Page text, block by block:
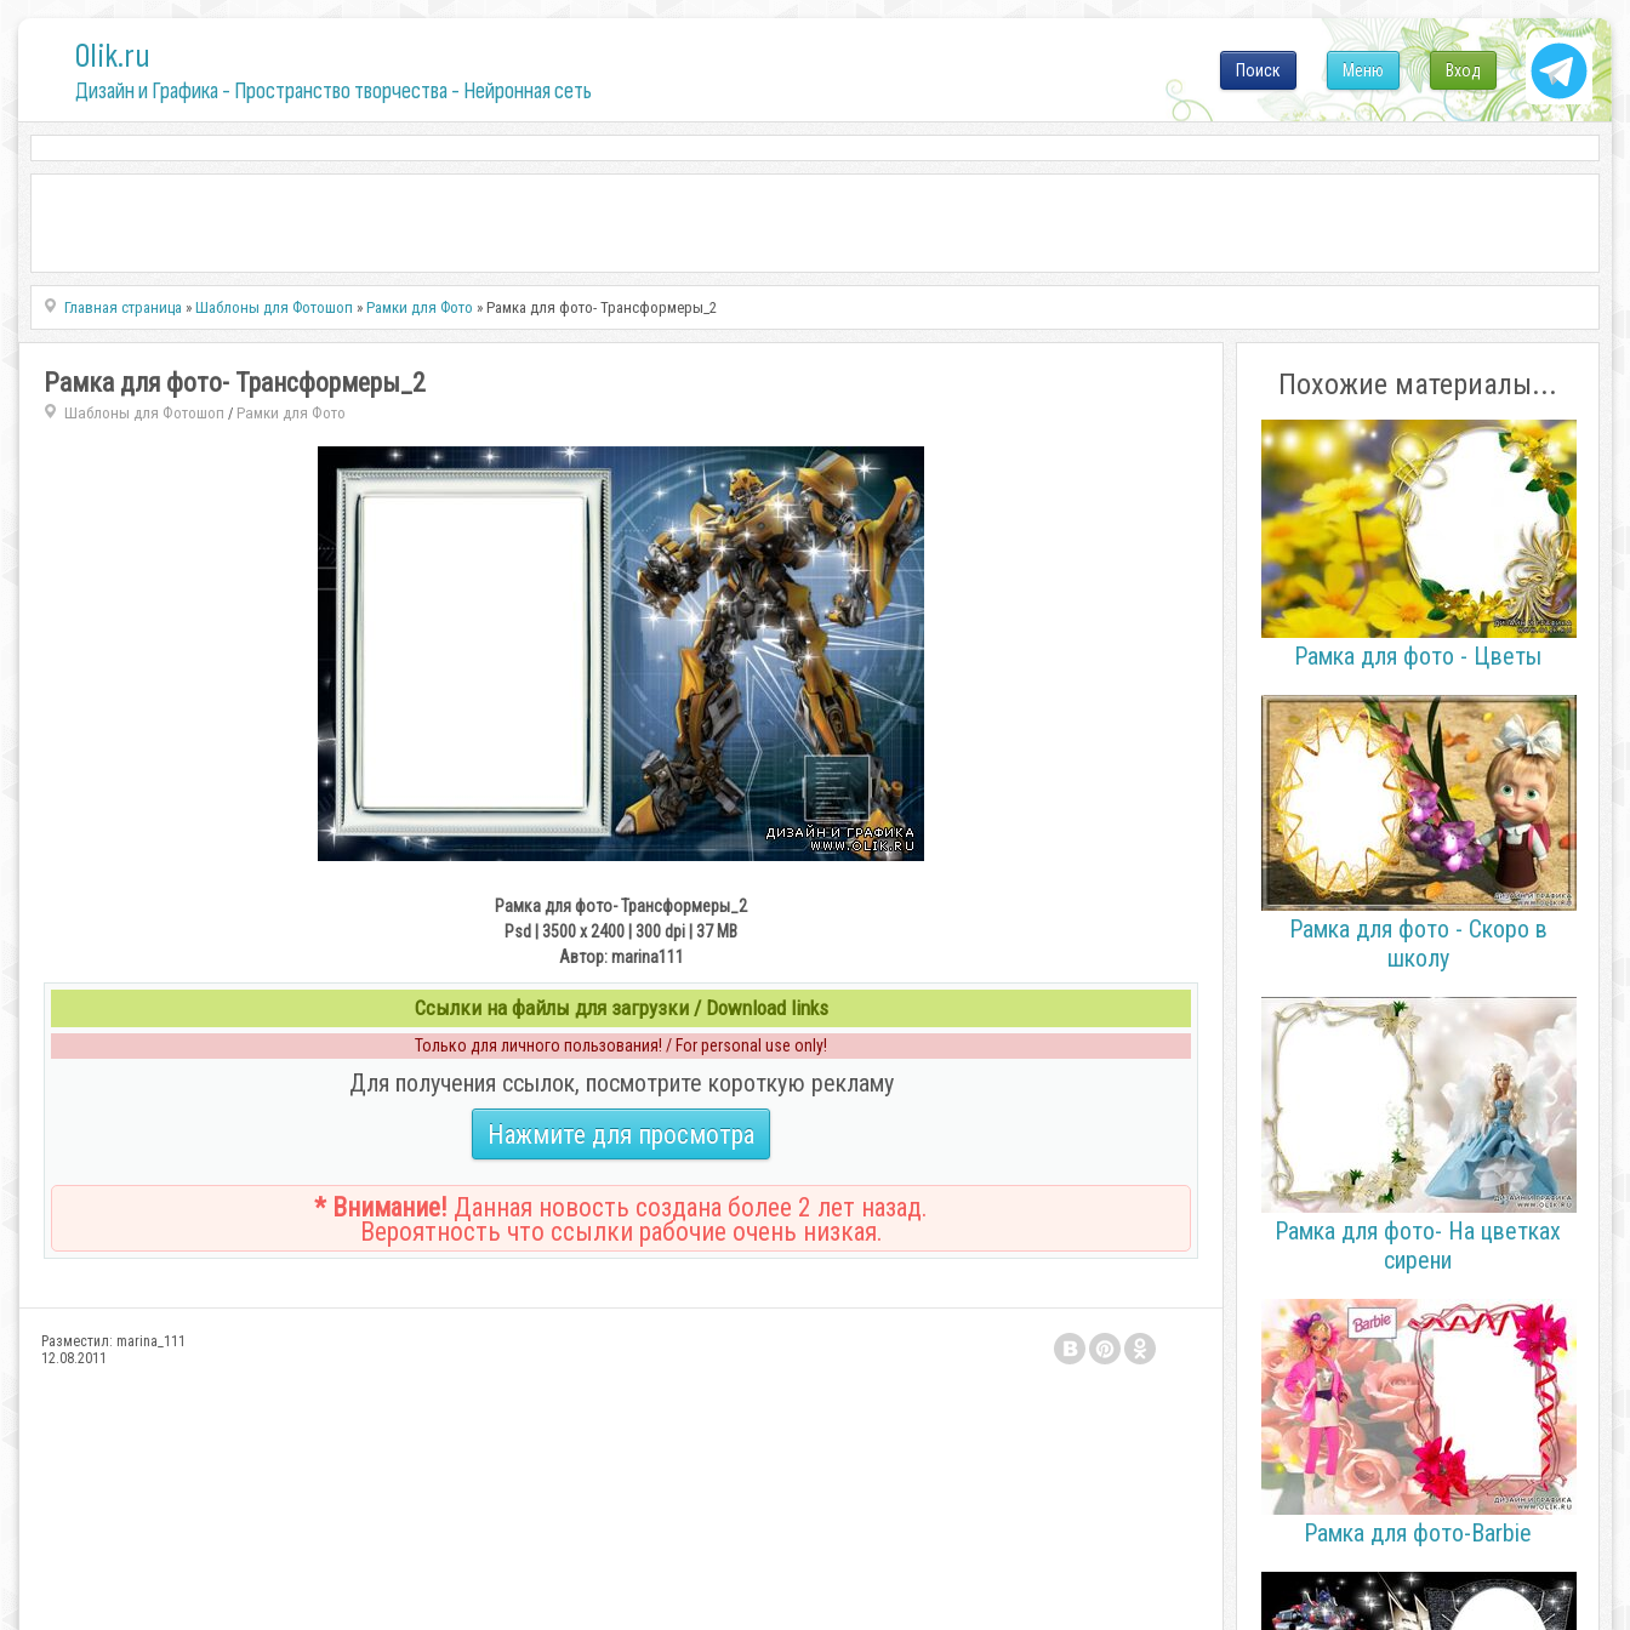
0lik.ru
Дизайн и Графика - Пространство творчества - Нейронная сеть
Вход
Меню
Поиск
Главная страница »Шаблоны для Фотошоп »Рамки для Фото » Рамка для фото- Трансформеры_2
Рамка для фото- Трансформеры_2
Шаблоны для Фотошоп / Рамки для Фото
Рамка для фото- Трансформеры_2
Psd | 3500 x 2400 | 300 dpi | 37 MB
Автор: marina111
Ссылки на файлы для загрузки / Download links
Только для личного пользования! / For personal use only!
Для получения ссылок, посмотрите короткую рекламу
Нажмите для просмотра
* Внимание! Данная новость создана более 2 лет назад.
Вероятность что ссылки рабочие очень низкая.
Разместил: marina_111
12.08.2011
Похожие материалы...
Рамка для фото - Цветы
Рамка для фото - Скоро в
школу
Рамка для фото- На цветках
сирени
Рамка для фото-Barbie